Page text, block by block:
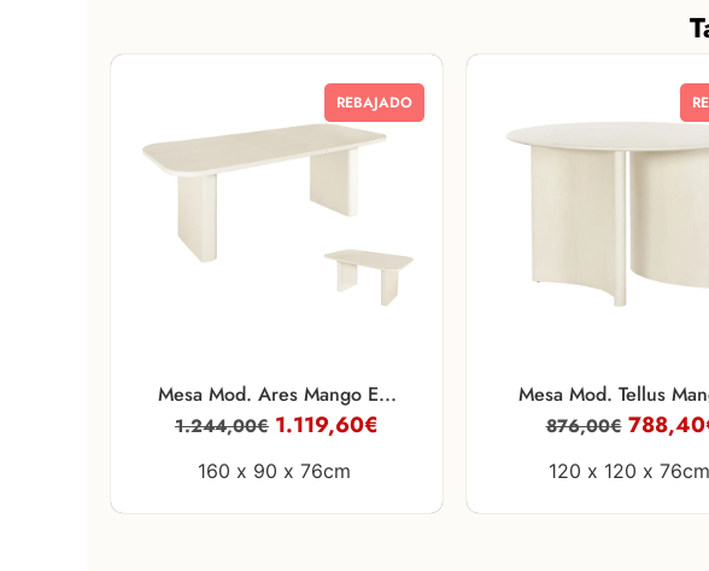
REBAJADO
Mesa Mod. Ares Mango E...
1.244,00€ 1.119,60€
160 x 90 x 76cm
Mesa Mod. Tellus
876,00€ 788,40
120 x 120 x 76cm